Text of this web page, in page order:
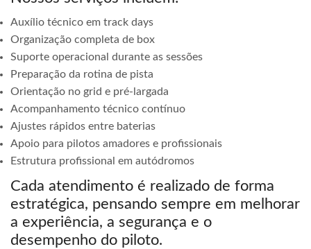
Auxílio técnico em track days
Organização completa de box
Suporte operacional durante as sessões
Preparação da rotina de pista
Orientação no grid e pré-largada
Acompanhamento técnico contínuo
Ajustes rápidos entre baterias
Apoio para pilotos amadores e profissionais
Estrutura profissional em autódromos
Cada atendimento é realizado de forma
estratégica, pensando sempre em melhorar
a experiência, a segurança e o
desempenho do piloto.